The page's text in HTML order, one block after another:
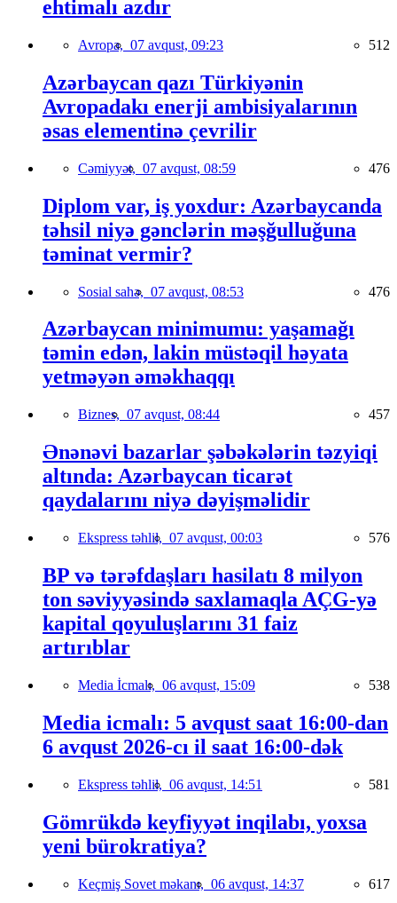
ehtimalı azdır
Avropa, 07 avqust, 09:23 512
Azərbaycan qazı Türkiyənin
Avropadakı enerji ambisiyalarının
əsas elementinə çevrilir
Cəmiyyət, 07 avqust, 08:59 476
Diplom var, iş yoxdur: Azərbaycanda
təhsil niyə gənclərin məşğulluğuna
təminat vermir?
Sosial sahə, 07 avqust, 08:53 476
Azərbaycan minimumu: yaşamağı
təmin edən, lakin müstəqil həyata
yetməyən əməkhaqqı
Biznes, 07 avqust, 08:44 457
Ənənəvi bazarlar şəbəkələrin təzyiqi
altında: Azərbaycan ticarət
qaydalarını niyə dəyişməlidir
Ekspress təhlil, 07 avqust, 00:03 576
BP və tərəfdaşları hasilatı 8 milyon
ton səviyyəsində saxlamaqla AÇG-yə
kapital qoyuluşlarını 31 faiz
artırıblar
Media İcmalı, 06 avqust, 15:09 538
Media icmalı: 5 avqust saat 16:00-dan
6 avqust 2026-cı il saat 16:00-dək
Ekspress təhlil, 06 avqust, 14:51 581
Gömrükdə keyfiyyət inqilabı, yoxsa
yeni bürokratiya?
Keçmiş Sovet məkanı, 06 avqust, 14:37 617